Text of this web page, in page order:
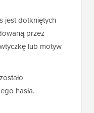
jest dotkniętych
przez
lub motyw
hasła.